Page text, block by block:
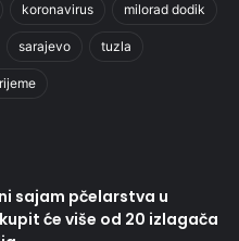
koronavirus milorad dodik
sarajevo tuzla
sajam pčelarstva u
će više od 20 izlagača